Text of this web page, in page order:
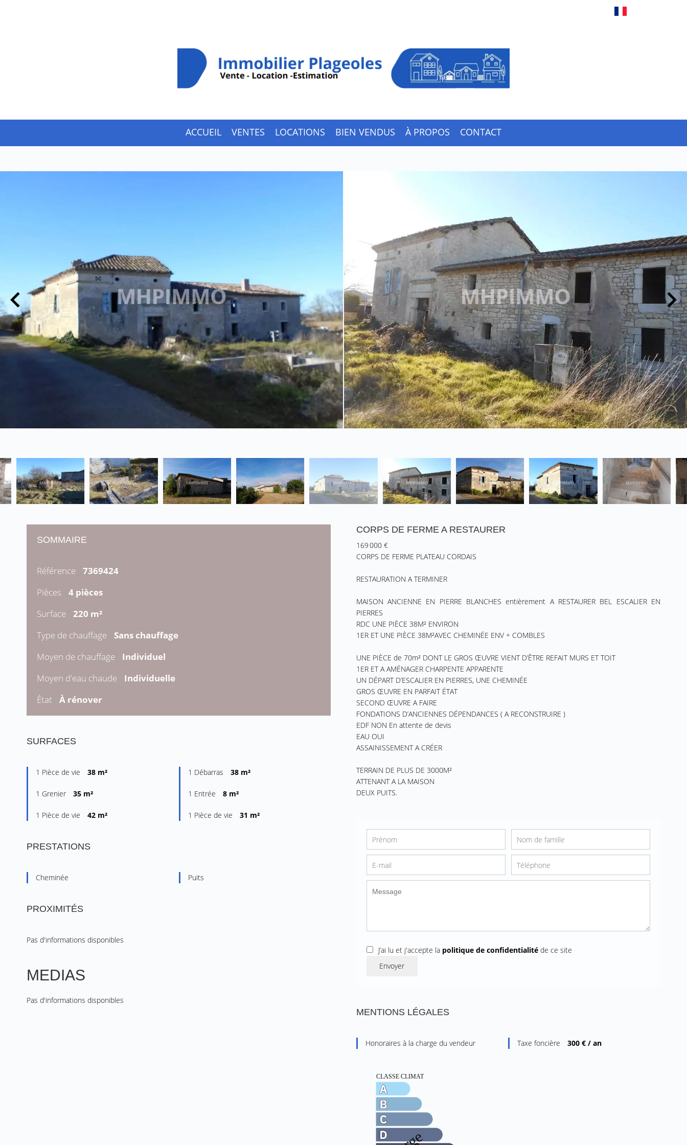
ACCUEIL VENTES LOCATIONS BIEN VENDUS À PROPOS CONTACT
SOMMAIRE
Référence
7369424
Pièces
4 pièces
Surface
220 m²
Type de chauffage
Sans chauffage
Moyen de chauffage
Individuel
Moyen d'eau chaude
Individuelle
État
À rénover
SURFACES
1 Pièce de vie 38 m² 1 Débarras 38 m²
1 Grenier 35 m² 1 Entrée 8 m²
1 Pièce de vie 42 m² 1 Pièce de vie 31 m²
PRESTATIONS
Cheminée Puits
PROXIMITÉS
Pas d'informations disponibles
MEDIAS
Pas d'informations disponibles
CORPS DE FERME A RESTAURER
169 000 €
CORPS DE FERME PLATEAU CORDAIS
RESTAURATION A TERMINER
MAISON ANCIENNE EN PIERRE BLANCHES entièrement A RESTAURER BEL ESCALIER EN
PIERRES
RDC UNE PIÈCE 38M² ENVIRON
1ER ET UNE PIÈCE 38M²AVEC CHEMINÉE ENV + COMBLES
UNE PIÈCE de 70m² DONT LE GROS ŒUVRE VIENT D’ÊTRE REFAIT MURS ET TOIT
1ER ET A AMÉNAGER CHARPENTE APPARENTE
UN DÉPART D’ESCALIER EN PIERRES, UNE CHEMINÉE
GROS ŒUVRE EN PARFAIT ÉTAT
SECOND ŒUVRE A FAIRE
FONDATIONS D’ANCIENNES DÉPENDANCES ( A RECONSTRUIRE )
EDF NON En attente de devis
EAU OUI
ASSAINISSEMENT A CRÉER
TERRAIN DE PLUS DE 3000M²
ATTENANT A LA MAISON
DEUX PUITS.
J’ai lu et j'accepte la politique de confidentialitéde ce site
Envoyer
MENTIONS LÉGALES
Honoraires à la charge du vendeur Taxe foncière 300 € / an